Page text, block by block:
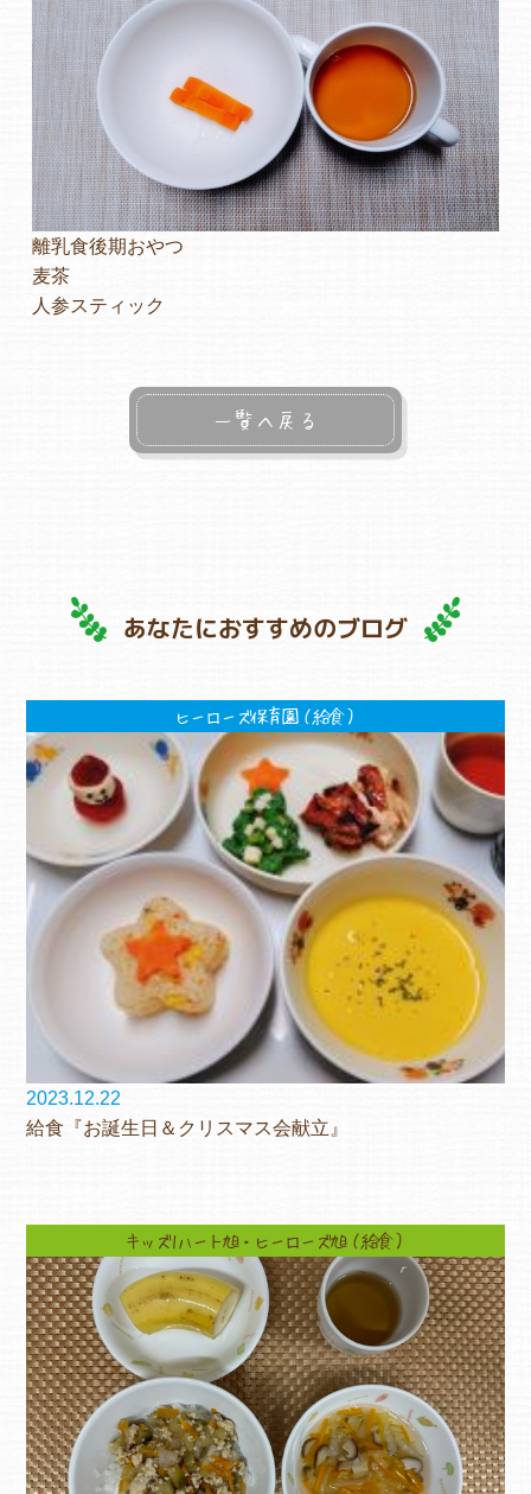
離乳食後期おやつ
麦茶
人参スティック
一覧へ戻る
あなたにおすすめのブログ
ヒーローズ保育園（給食）
2023.12.22
給食『お誕生日＆クリスマス会献立』
キッズ1ハート旭・ヒーローズ旭（給食）